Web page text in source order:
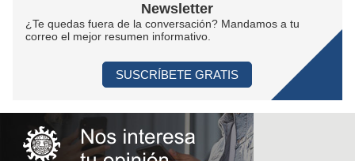
Newsletter
¿Te quedas fuera de la conversación? Mandamos a tu
correo el mejor resumen informativo.
SUSCRÍBETE GRATIS